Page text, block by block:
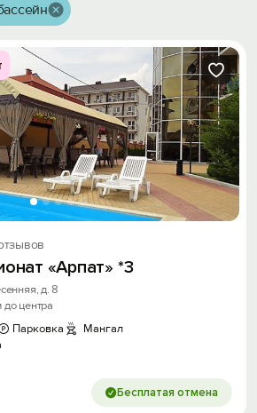
«Арпат» *3
д. 8
до центра
Парковка
Мангал
Бесплатая отмена